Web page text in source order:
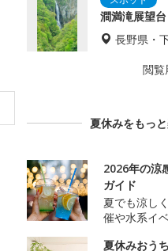
澗満滝展望台
長野県・
閲覧
夏休みをもっ
2026年の涼
ガイド
夏でも涼し
催や水系イ
夏休みおう